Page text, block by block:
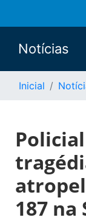
Notícias
Inicial
187 na